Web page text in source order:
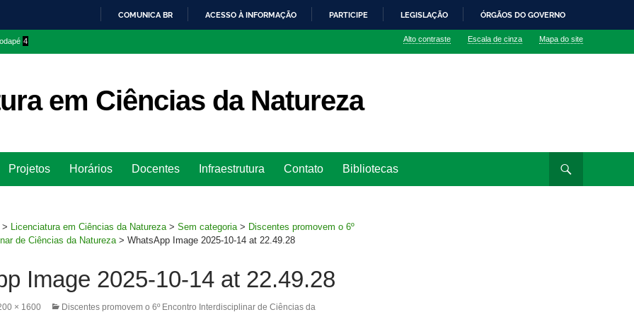
O
COMUNICA BR ACESSO À INFORMAÇÃO PARTICIPE LEGISLAÇÃO ÓRGÃOS DO GOVERNO
4 Alto contraste Escala de cinza Mapa do site
em Ciências da Natureza
para
Projetos Horários Docentes Infraestrutura Contato Bibliotecas
> Licenciatura em Ciências da Natureza > Sem categoria > Discentes promovem o 6º
de Ciências da Natureza > WhatsApp Image 2025-10-14 at 22.49.28
Image 2025-10-14 at 22.49.28
× 1600
Discentes promovem o 6º Encontro Interdisciplinar de Ciências da